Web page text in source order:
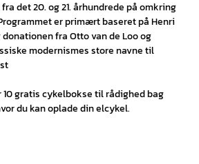
det 20. og 21. århundrede på omkring
er primært baseret på Henri
fra Otto van de Loo og
modernismes store navne til
gratis cykelbokse til rådighed bag
du kan oplade din elcykel.